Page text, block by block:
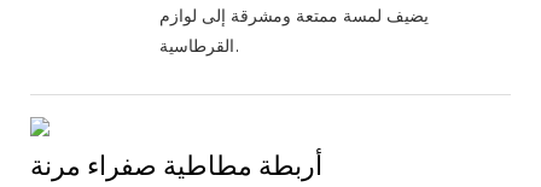
يضيف لمسة ممتعة ومشرقة إلى لوازم
القرطاسية.
أربطة مطاطية صفراء مرنة